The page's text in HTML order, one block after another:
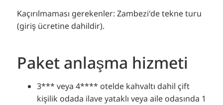
Kaçırılmaması gerekenler: Zambezi'de tekne turu
(giriş ücretine dahildir).
Paket anlaşma hizmeti
3*** veya 4**** otelde kahvaltı dahil çift
kişilik odada ilave yataklı veya aile odasında 1